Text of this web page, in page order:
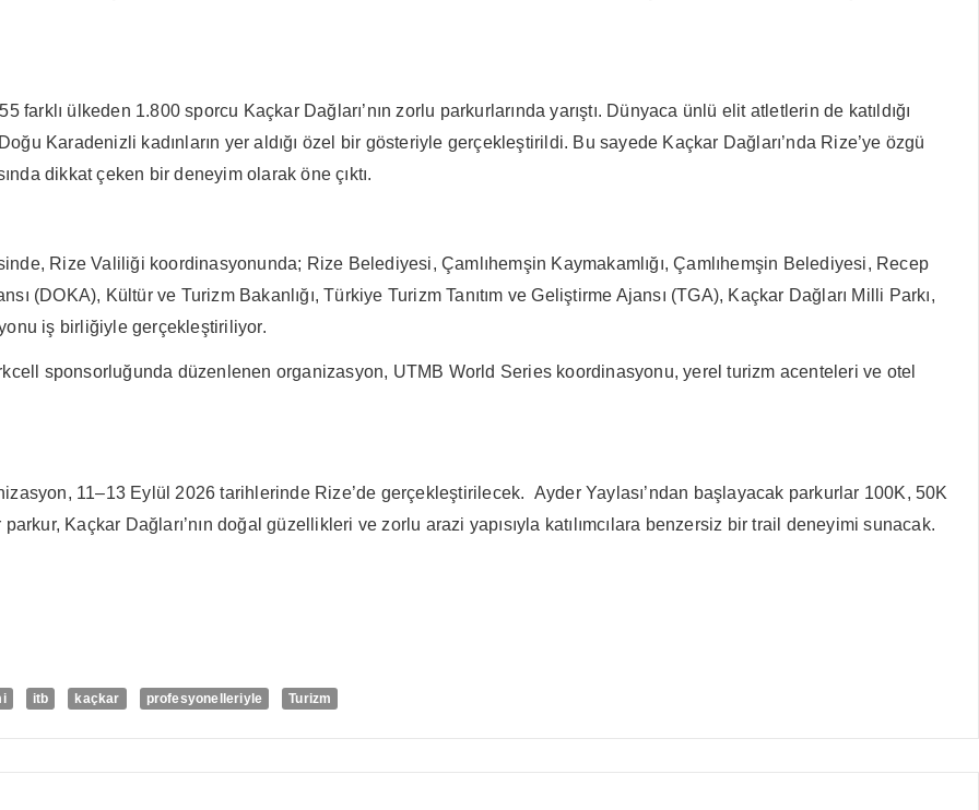
ülkeden 1.800 sporcu Kaçkar Dağları’nın zorlu parkurlarında yarıştı. Dünyaca ünlü elit atletlerin de katıldığı
Karadenizli kadınların yer aldığı özel bir gösteriyle gerçekleştirildi. Bu sayede Kaçkar Dağları’nda Rize’ye özgü
dikkat çeken bir deneyim olarak öne çıktı.
Rize Valiliği koordinasyonunda; Rize Belediyesi, Çamlıhemşin Kaymakamlığı, Çamlıhemşin Belediyesi, Recep
(DOKA), Kültür ve Turizm Bakanlığı, Türkiye Turizm Tanıtım ve Geliştirme Ajansı (TGA), Kaçkar Dağları Milli Parkı,
iş birliğiyle gerçekleştiriliyor.
sponsorluğunda düzenlenen organizasyon, UTMB World Series koordinasyonu, yerel turizm acenteleri ve otel
11–13 Eylül 2026 tarihlerinde Rize’de gerçekleştirilecek. Ayder Yaylası’ndan başlayacak parkurlar 100K, 50K
Kaçkar Dağları’nın doğal güzellikleri ve zorlu arazi yapısıyla katılımcılara benzersiz bir trail deneyimi sunacak.
itb kaçkar profesyonelleriyle Turizm